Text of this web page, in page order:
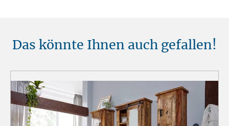
Das könnte Ihnen auch gefallen!